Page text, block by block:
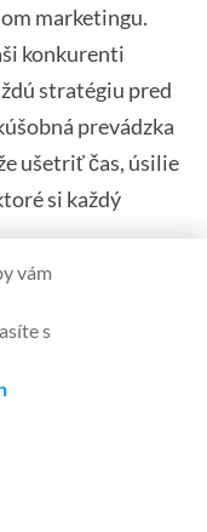
marketingu.
konkurenti
stratégiu pred
prevádzka
ušetriť čas, úsilie
si každý
and CEO/CMO
vám
s